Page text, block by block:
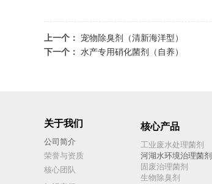
上一个： 宠物除臭剂（清新海洋型）
下一个： 水产专用硝化菌剂（自养）
关于我们
公司简介
荣誉与资质
核心团队
核心产品
工业废水处理菌剂
河湖水环境治理菌剂
固废治理菌剂
生物除臭剂